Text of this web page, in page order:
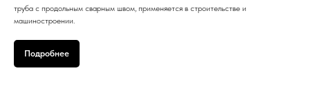
труба с продольным сварным швом, применяется в строительстве и
машиностроении.
Подробнее